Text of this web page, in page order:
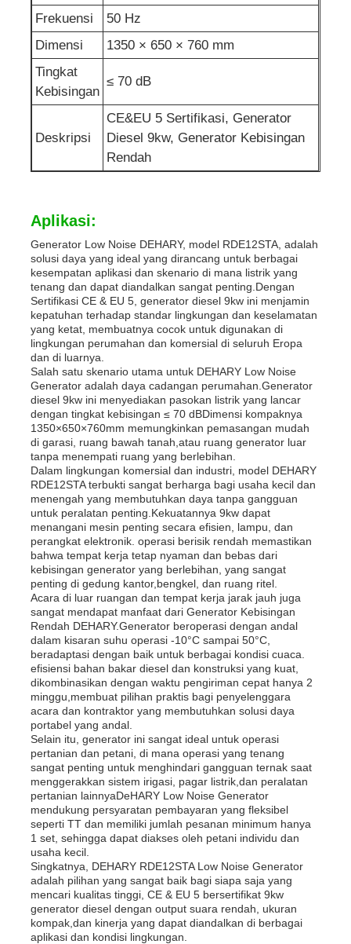
Frekuensi
50 Hz
Dimensi
1350 × 650 × 760 mm
Tingkat
Kebisingan
≤ 70 dB
Deskripsi
CE&EU 5 Sertifikasi, Generator
Diesel 9kw, Generator Kebisingan
Rendah
Aplikasi:
Generator Low Noise DEHARY, model RDE12STA, adalah
solusi daya yang ideal yang dirancang untuk berbagai
kesempatan aplikasi dan skenario di mana listrik yang
tenang dan dapat diandalkan sangat penting.Dengan
Sertifikasi CE & EU 5, generator diesel 9kw ini menjamin
kepatuhan terhadap standar lingkungan dan keselamatan
yang ketat, membuatnya cocok untuk digunakan di
lingkungan perumahan dan komersial di seluruh Eropa
dan di luarnya.
Salah satu skenario utama untuk DEHARY Low Noise
Generator adalah daya cadangan perumahan.Generator
diesel 9kw ini menyediakan pasokan listrik yang lancar
dengan tingkat kebisingan ≤ 70 dBDimensi kompaknya
1350×650×760mm memungkinkan pemasangan mudah
di garasi, ruang bawah tanah,atau ruang generator luar
tanpa menempati ruang yang berlebihan.
Dalam lingkungan komersial dan industri, model DEHARY
RDE12STA terbukti sangat berharga bagi usaha kecil dan
menengah yang membutuhkan daya tanpa gangguan
untuk peralatan penting.Kekuatannya 9kw dapat
menangani mesin penting secara efisien, lampu, dan
perangkat elektronik. operasi berisik rendah memastikan
bahwa tempat kerja tetap nyaman dan bebas dari
kebisingan generator yang berlebihan, yang sangat
penting di gedung kantor,bengkel, dan ruang ritel.
Acara di luar ruangan dan tempat kerja jarak jauh juga
sangat mendapat manfaat dari Generator Kebisingan
Rendah DEHARY.Generator beroperasi dengan andal
dalam kisaran suhu operasi -10°C sampai 50°C,
beradaptasi dengan baik untuk berbagai kondisi cuaca.
efisiensi bahan bakar diesel dan konstruksi yang kuat,
dikombinasikan dengan waktu pengiriman cepat hanya 2
minggu,membuat pilihan praktis bagi penyelenggara
acara dan kontraktor yang membutuhkan solusi daya
portabel yang andal.
Selain itu, generator ini sangat ideal untuk operasi
pertanian dan petani, di mana operasi yang tenang
sangat penting untuk menghindari gangguan ternak saat
menggerakkan sistem irigasi, pagar listrik,dan peralatan
pertanian lainnyaDeHARY Low Noise Generator
mendukung persyaratan pembayaran yang fleksibel
seperti TT dan memiliki jumlah pesanan minimum hanya
1 set, sehingga dapat diakses oleh petani individu dan
usaha kecil.
Singkatnya, DEHARY RDE12STA Low Noise Generator
adalah pilihan yang sangat baik bagi siapa saja yang
mencari kualitas tinggi, CE & EU 5 bersertifikat 9kw
generator diesel dengan output suara rendah, ukuran
kompak,dan kinerja yang dapat diandalkan di berbagai
aplikasi dan kondisi lingkungan.